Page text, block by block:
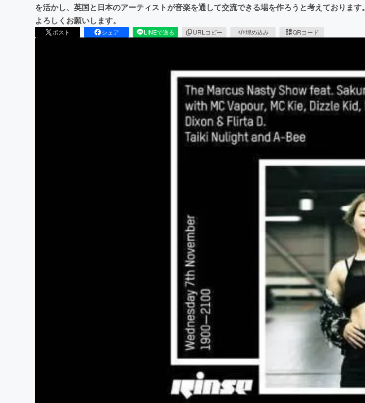
を活かし、英国と日本のアーティストが音楽を通して交流できる場を作ろうと考えております。
よろしくお願いします。
ポスト シェア LINEで送る URLコピー 埋め込み QRコード